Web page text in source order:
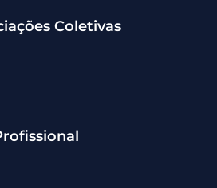
Coletivas